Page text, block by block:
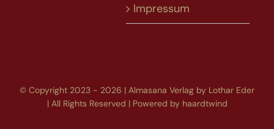
Impressum
© Copyright 2023 - 2026 | Almasana Verlag by Lothar Eder
| All Rights Reserved | Powered by haardtwind